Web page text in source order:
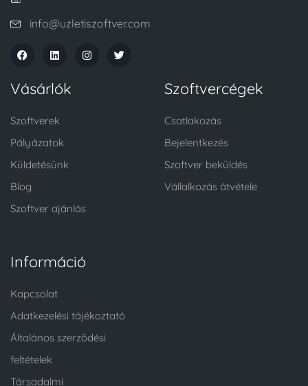
info@uzletiszoftver.com
Vásárlók
Szoftverek
Pályázatok
Küldetésünk
Blog
Szoftver ajánlás
Szoftvercégek
Csatlakozás
Bejelentkezés
Szoftver beküldés
Vállalkozás átvétele
Információ
Kapcsolat
Adatkezelési tájékoztató
Általános szerződési
feltételek
Társadalmi